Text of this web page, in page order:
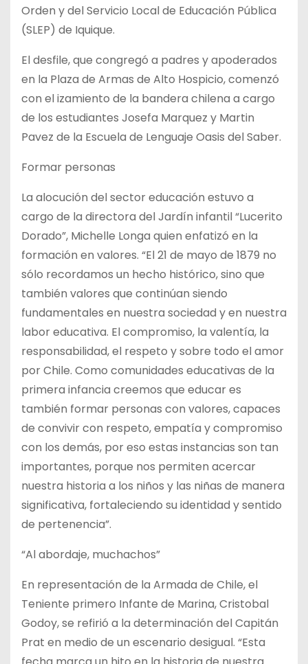
Orden y del Servicio Local de Educación Pública
(SLEP) de Iquique.
El desfile, que congregó a padres y apoderados
en la Plaza de Armas de Alto Hospicio, comenzó
con el izamiento de la bandera chilena a cargo
de los estudiantes Josefa Marquez y Martin
Pavez de la Escuela de Lenguaje Oasis del Saber.
Formar personas
La alocución del sector educación estuvo a
cargo de la directora del Jardín infantil “Lucerito
Dorado”, Michelle Longa quien enfatizó en la
formación en valores. “El 21 de mayo de 1879 no
sólo recordamos un hecho histórico, sino que
también valores que continúan siendo
fundamentales en nuestra sociedad y en nuestra
labor educativa. El compromiso, la valentía, la
responsabilidad, el respeto y sobre todo el amor
por Chile. Como comunidades educativas de la
primera infancia creemos que educar es
también formar personas con valores, capaces
de convivir con respeto, empatía y compromiso
con los demás, por eso estas instancias son tan
importantes, porque nos permiten acercar
nuestra historia a los niños y las niñas de manera
significativa, fortaleciendo su identidad y sentido
de pertenencia”.
“Al abordaje, muchachos”
En representación de la Armada de Chile, el
Teniente primero Infante de Marina, Cristobal
Godoy, se refirió a la determinación del Capitán
Prat en medio de un escenario desigual. “Esta